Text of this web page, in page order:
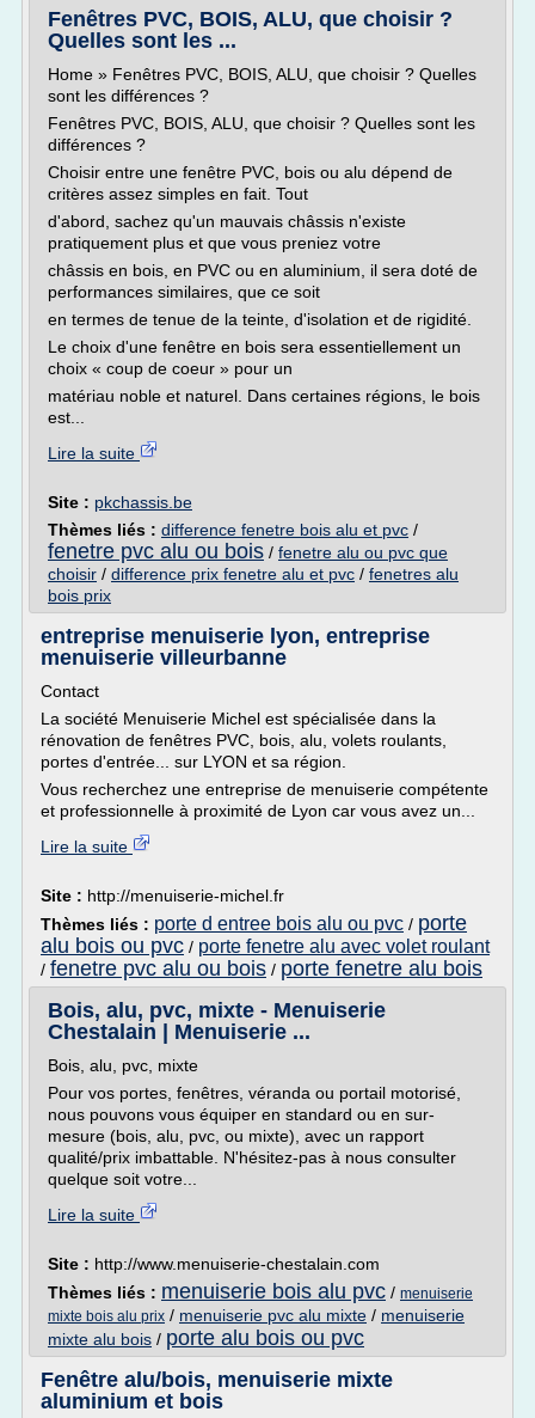
Fenêtres PVC, BOIS, ALU, que choisir ?
Quelles sont les ...
Home » Fenêtres PVC, BOIS, ALU, que choisir ? Quelles
sont les différences ?
Fenêtres PVC, BOIS, ALU, que choisir ? Quelles sont les
différences ?
Choisir entre une fenêtre PVC, bois ou alu dépend de
critères assez simples en fait. Tout
d'abord, sachez qu'un mauvais châssis n'existe
pratiquement plus et que vous preniez votre
châssis en bois, en PVC ou en aluminium, il sera doté de
performances similaires, que ce soit
en termes de tenue de la teinte, d'isolation et de rigidité.
Le choix d'une fenêtre en bois sera essentiellement un
choix « coup de coeur » pour un
matériau noble et naturel. Dans certaines régions, le bois
est...
Lire la suite
Site : pkchassis.be
Thèmes liés : difference fenetre bois alu et pvc /
fenetre pvc alu ou bois / fenetre alu ou pvc que
choisir / difference prix fenetre alu et pvc / fenetres alu
bois prix
entreprise menuiserie lyon, entreprise
menuiserie villeurbanne
Contact
La société Menuiserie Michel est spécialisée dans la
rénovation de fenêtres PVC, bois, alu, volets roulants,
portes d'entrée... sur LYON et sa région.
Vous recherchez une entreprise de menuiserie compétente
et professionnelle à proximité de Lyon car vous avez un...
Lire la suite
Site : http://menuiserie-michel.fr
Thèmes liés : porte d entree bois alu ou pvc / porte
alu bois ou pvc / porte fenetre alu avec volet roulant
/ fenetre pvc alu ou bois / porte fenetre alu bois
Bois, alu, pvc, mixte - Menuiserie
Chestalain | Menuiserie ...
Bois, alu, pvc, mixte
Pour vos portes, fenêtres, véranda ou portail motorisé,
nous pouvons vous équiper en standard ou en sur-
mesure (bois, alu, pvc, ou mixte), avec un rapport
qualité/prix imbattable. N'hésitez-pas à nous consulter
quelque soit votre...
Lire la suite
Site : http://www.menuiserie-chestalain.com
Thèmes liés : menuiserie bois alu pvc / menuiserie
mixte bois alu prix / menuiserie pvc alu mixte / menuiserie
mixte alu bois / porte alu bois ou pvc
Fenêtre alu/bois, menuiserie mixte
aluminium et bois